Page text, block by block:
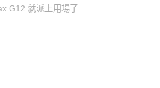
G12 就派上用場了...